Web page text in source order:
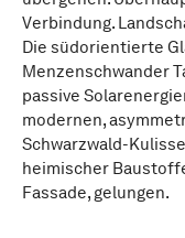
Verbindung.
Die südorientierte
Menzenschwander
passive
modernen,
Schwarzwald-
heimischer
Fassade, gelungen.